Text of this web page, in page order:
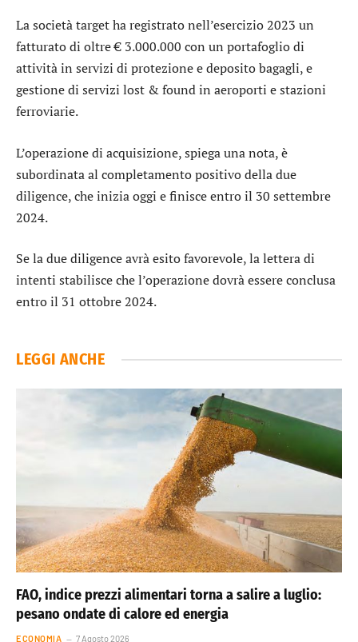
La società target ha registrato nell’esercizio 2023 un
fatturato di oltre € 3.000.000 con un portafoglio di
attività in servizi di protezione e deposito bagagli, e
gestione di servizi lost & found in aeroporti e stazioni
ferroviarie.
L’operazione di acquisizione, spiega una nota, è
subordinata al completamento positivo della due
diligence, che inizia oggi e finisce entro il 30 settembre
2024.
Se la due diligence avrà esito favorevole, la lettera di
intenti stabilisce che l’operazione dovrà essere conclusa
entro il 31 ottobre 2024.
LEGGI ANCHE
FAO, indice prezzi alimentari torna a salire a luglio:
pesano ondate di calore ed energia
ECONOMIA 7 Agosto 2026